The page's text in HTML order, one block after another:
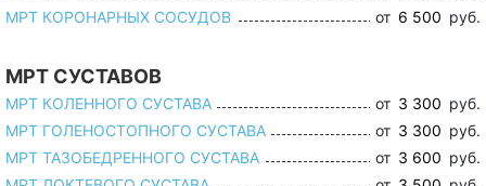
МРТ КОРОНАРНЫХ СОСУДОВ
от 6 500 руб.
МРТ СУСТАВОВ
МРТ КОЛЕННОГО СУСТАВА от 3 300 руб.
МРТ ГОЛЕНОСТОПНОГО СУСТАВА
от 3 300 руб.
МРТ ТАЗОБЕДРЕННОГО СУСТАВА
от 3 600 руб.